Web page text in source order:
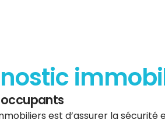
est d’assurer la